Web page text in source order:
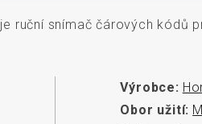
je ruční snímač čárových kódů
Výrobce:
Obor užití: